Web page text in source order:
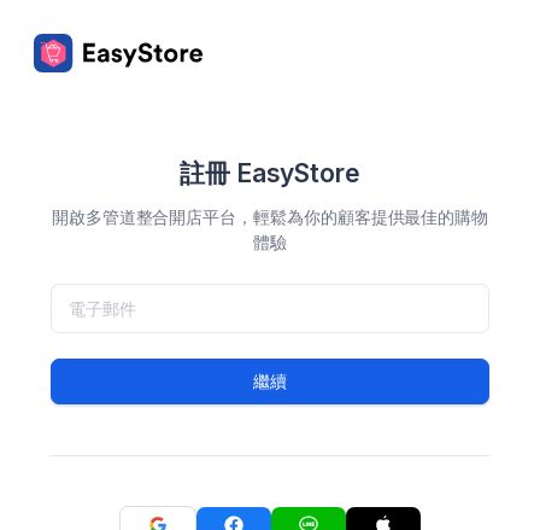
註冊 EasyStore
開啟多管道整合開店平台，輕鬆為你的顧客提供最佳的購物
體驗
繼續